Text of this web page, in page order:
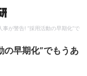
事が警告! “採用活動の早期化”で
の早期化”でもうあ